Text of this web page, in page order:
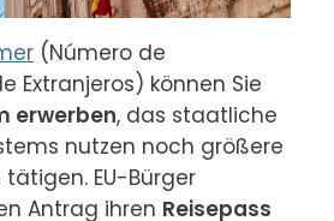
(Número de
Extranjeros) können Sie
erwerben, das staatliche
nutzen noch größere
EU-Bürger
Antrag ihren Reisepass